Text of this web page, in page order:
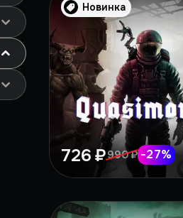
Новинка
726 ₽990 ₽ -27%